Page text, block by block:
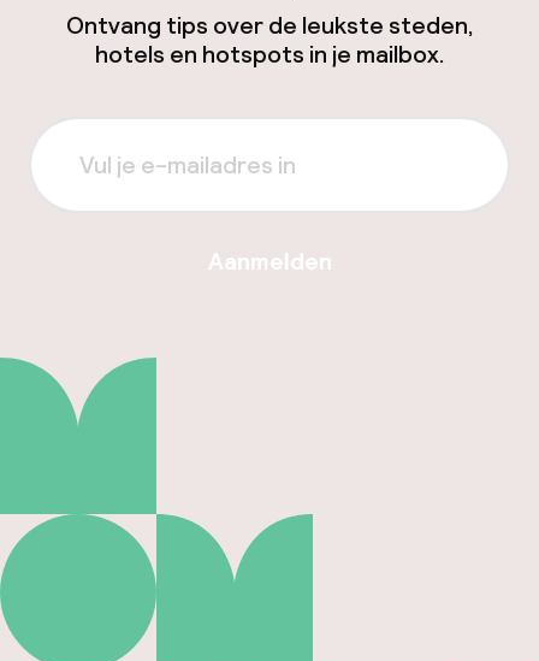
Ontvang tips over de leukste steden,
hotels en hotspots in je mailbox.
Aanmelden